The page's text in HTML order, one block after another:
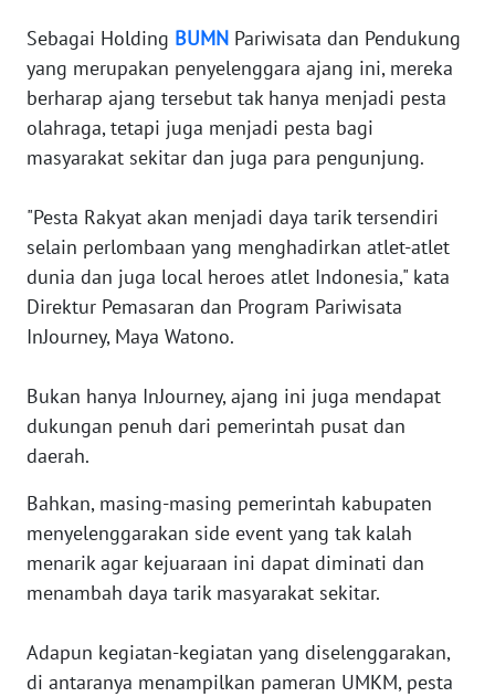
Sebagai Holding BUMN Pariwisata dan Pendukung
yang merupakan penyelenggara ajang ini, mereka
berharap ajang tersebut tak hanya menjadi pesta
olahraga, tetapi juga menjadi pesta bagi
masyarakat sekitar dan juga para pengunjung.
"Pesta Rakyat akan menjadi daya tarik tersendiri
selain perlombaan yang menghadirkan atlet-atlet
dunia dan juga local heroes atlet Indonesia," kata
Direktur Pemasaran dan Program Pariwisata
InJourney, Maya Watono.
Bukan hanya InJourney, ajang ini juga mendapat
dukungan penuh dari pemerintah pusat dan
daerah.
Bahkan, masing-masing pemerintah kabupaten
menyelenggarakan side event yang tak kalah
menarik agar kejuaraan ini dapat diminati dan
menambah daya tarik masyarakat sekitar.
Adapun kegiatan-kegiatan yang diselenggarakan,
di antaranya menampilkan pameran UMKM, pesta
SIBER
REDAKSI
KARIR
DISCLAIMER
Wahana
News
Regional
SUMUT
WN
WN
JABAR